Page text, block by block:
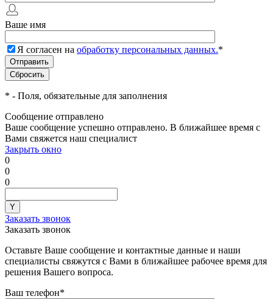
Ваше имя
Я согласен на обработку персональных данных.*
* - Поля, обязательные для заполнения
Сообщение отправлено
Ваше сообщение успешно отправлено. В ближайшее время с
Вами свяжется наш специалист
Закрыть окно
0
0
0
Заказать звонок
Заказать звонок
Оставьте Ваше сообщение и контактные данные и наши
специалисты свяжутся с Вами в ближайшее рабочее время для
решения Вашего вопроса.
Ваш телефон*